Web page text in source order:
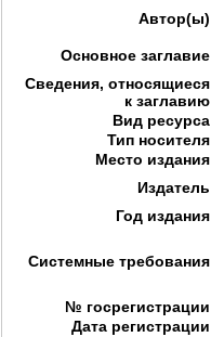
Автор(ы)
Основное заглавие
Сведения, относящиеся
к заглавию
Вид ресурса
Тип носителя
Место издания
Издатель
Год издания
Системные требования
№ госрегистрации
Дата регистрации